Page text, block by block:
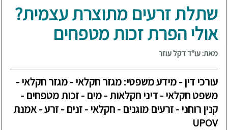
שתלת זרעים מתוצרת עצמית?
אולי הפרת זכות מטפחים
מאת: עו"ד דקל עוזר
עורכי דין - מידע משפטי: מגזר חקלאי - מגזר חקלאי -
משפט חקלאי - דיני חקלאות - מים - זכות מטפחים -
קנין רוחני - זרעים מוגנים - חקלאי - זנים - זרע - אמנת
UPOV